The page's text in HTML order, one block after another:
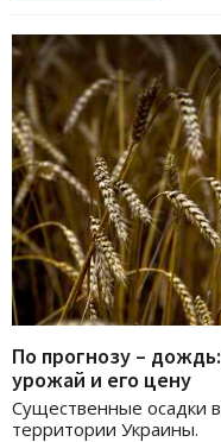
По прогнозу –
урожай и его цену
Существенные осадки
территории Украины.